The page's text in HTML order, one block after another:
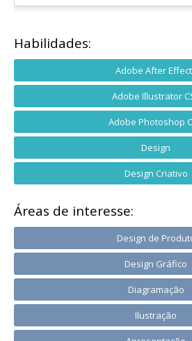
Habilidades:
Adobe After
Adobe Illustrator
Adobe Photoshop
Design
Design Criativo
Áreas de interesse:
Design de
Design Gráfico
Diagramação
Ilustração